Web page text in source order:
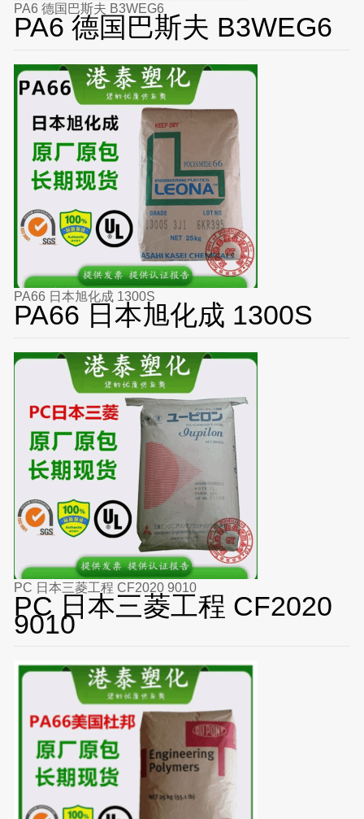
PA6 德国巴斯夫 B3WEG6
PA6 德国巴斯夫 B3WEG6
PA66 日本旭化成 1300S
PA66 日本旭化成 1300S
PC 日本三菱工程 CF2020 9010
PC 日本三菱工程 CF2020
9010